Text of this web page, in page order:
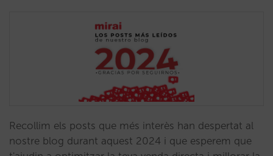
Recollim els posts que més interès han despertat al
nostre blog durant aquest 2024 i que esperem que